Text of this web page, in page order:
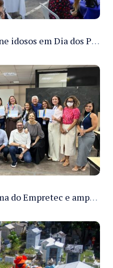
Bolerão da Saudade reúne idosos em Dia dos Pais promovido pela Fundação Dr. Thomas em Manaus
Manaus forma 345ª turma do Empretec e amplia qualificação de empreendedores na cidade